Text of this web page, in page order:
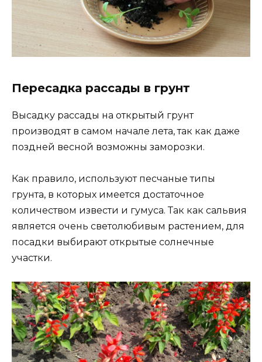
Пересадка рассады в грунт
Высадку рассады на открытый грунт
производят в самом начале лета, так как даже
поздней весной возможны заморозки.
Как правило, используют песчаные типы
грунта, в которых имеется достаточное
количеством извести и гумуса. Так как сальвия
является очень светолюбивым растением, для
посадки выбирают открытые солнечные
участки.